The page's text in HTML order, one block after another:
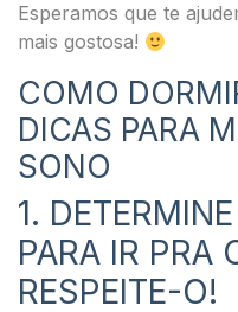
Esperamos que te
mais gostosa!
COMO
DICAS PARA
SONO
1.
PARA IR PRA
RESPEITE-O!